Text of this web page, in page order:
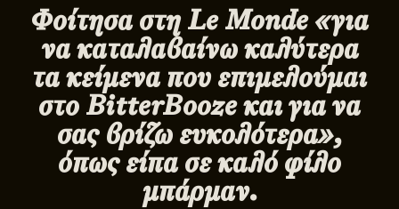
Φοίτησα στηLeMonde «για
να καταλαβαίνω καλύτερα
τα κείμενα που επιμελούμαι
στο BitterBooze και για να
σας βρίζω ευκολότερα»,
όπως είπα σε καλό φίλο
μπάρμαν.